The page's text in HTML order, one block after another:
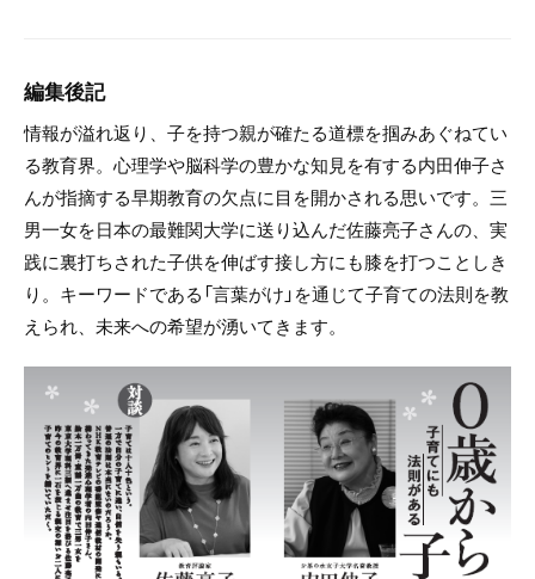
編集後記
情報が溢れ返り、子を持つ親が確たる道標を掴みあぐねてい
る教育界。心理学や脳科学の豊かな知見を有する内田伸子さ
んが指摘する早期教育の欠点に目を開かされる思いです。三
男一女を日本の最難関大学に送り込んだ佐藤亮子さんの、実
践に裏打ちされた子供を伸ばす接し方にも膝を打つことしき
り。キーワードである「言葉がけ」を通じて子育ての法則を教
えられ、未来への希望が湧いてきます。